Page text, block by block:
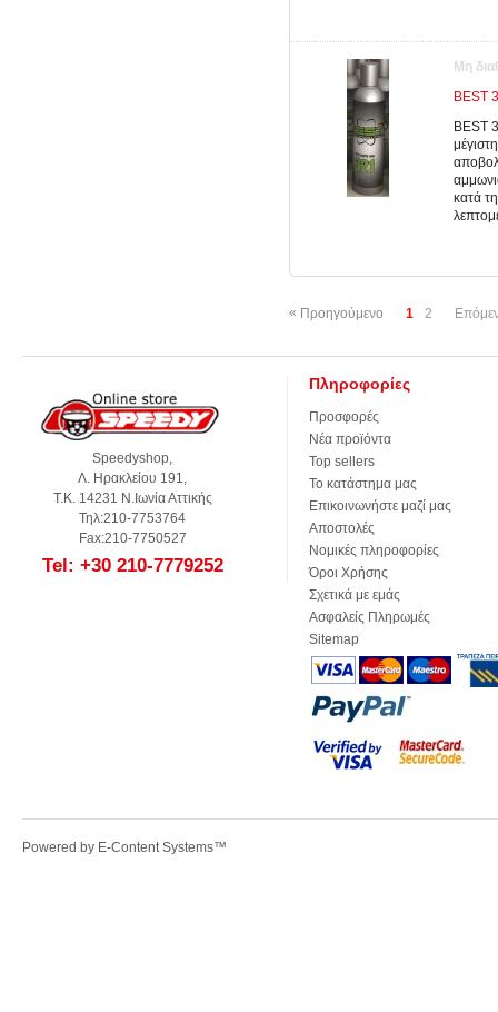
Μη
BEST
BEST
κατά
« Προηγούμενο 1 2
Speedyshop,
Λ. Ηρακλείου 191,
Τ.Κ. 14231 Ν.Ιωνία Αττικής
Τηλ:210-7753764
Fax:210-7750527
Tel: +30 210-7779252
Πληροφορίες
Προσφορές
Νέα προϊόντα
Top sellers
Το κατάστημα μας
Επικοινωνήστε μαζί μας
Αποστολές
Νομικές πληροφορίες
Όροι Χρήσης
Σχετικά με εμάς
Ασφαλείς Πληρωμές
Sitemap
Powered by E-Content Systems™